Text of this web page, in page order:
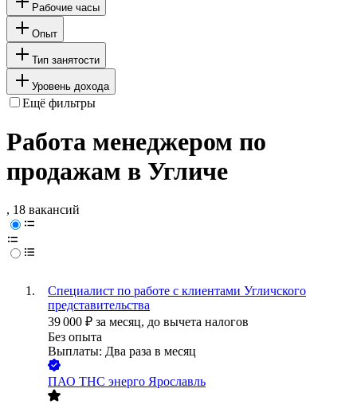
Рабочие часы
Опыт
Тип занятости
Уровень дохода
Ещё фильтры
Работа менеджером по
продажам в Угличе
, 18 вакансий
Специалист по работе с клиентами Угличского
представительства
39 000 ₽ за месяц, до вычета налогов
Без опыта
Выплаты: Два раза в месяц
ПАО ТНС энерго Ярославль